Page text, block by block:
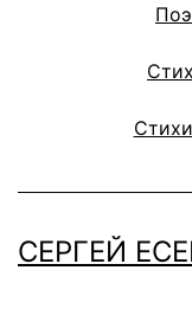
СЕРГЕЙ